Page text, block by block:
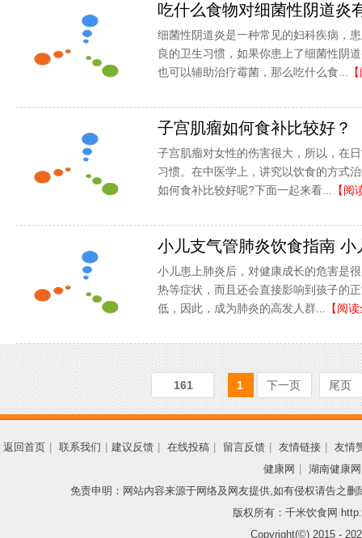
吃什么食物对细菌性阴道炎
细菌性阴道炎是一种常见的妇科疾病，
良的卫生习惯，如果你患上了细菌性阴
也可以辅助治疗霉菌，那么吃什么食...
子宫肌瘤如何食补比较好？
子宫肌瘤对女性的伤害很大，所以，在
习惯。在中医学上，讲究以饮食的方式
如何食补比较好呢?下面一起来看...
【阅
小儿支气管肺炎饮食指南
小儿患上肺炎后，对健康成长的危害是
热等症状，而且还会直接影响到孩子的
低，因此，成为肺炎的高发人群...
【阅
161 1 下一页 尾页
返回首页 联系我们 建议反馈 在线投稿 留言反馈 友情链接
友情
健康网
湖南健康网
免责申明：网站内容来源于网络及网友提供,如有侵权请告之
版权所有：千米饮食网
Copyright(©) 2015 -